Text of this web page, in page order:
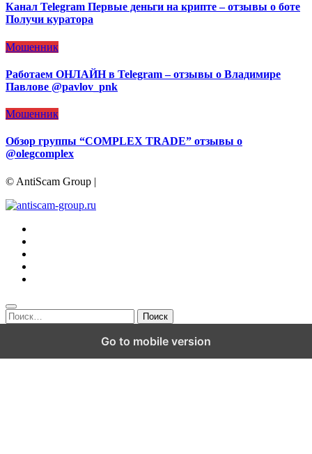
Канал Telegram Первые деньги на крипте – отзывы о боте
Получи куратора
Мошенник
Работаем ОНЛАЙН в Telegram – отзывы о Владимире
Павлове @pavlov_pnk
Мошенник
Обзор группы “COMPLEX TRADE” отзывы о
@olegcomplex
© AntiScam Group |
Найти:
Go to mobile version